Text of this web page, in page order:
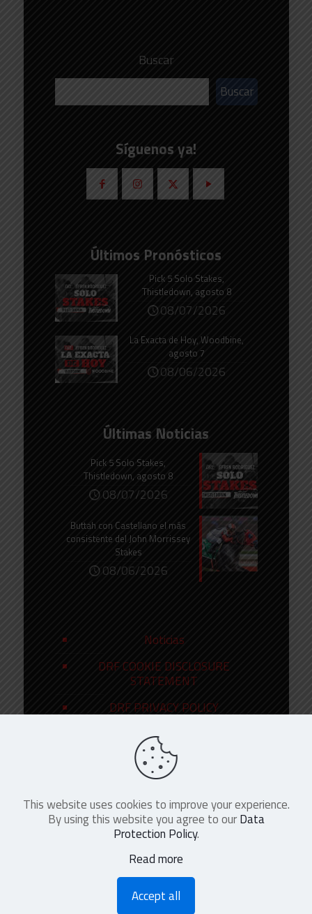
Buscar
Buscar
Síguenos ya!
Últimos Pronósticos
Pick 5 Solo Stakes,
Thistledown, agosto 8
08/07/2026
La Exacta de Hoy, Woodbine,
agosto 7
08/06/2026
Últimas Noticias
Pick 5 Solo Stakes,
Thistledown, agosto 8
08/07/2026
Buttah con Castellano el más
consistente del John Morrissey
Stakes
08/06/2026
Noticias
DRF COOKIE DISCLOSURE
STATEMENT
DRF PRIVACY POLICY
©2026DRF en Español. All Rights
Reserved
This website uses cookies to improve your experience.
By using this website you agree to ourData
Protection Policy.
Read more
Accept all